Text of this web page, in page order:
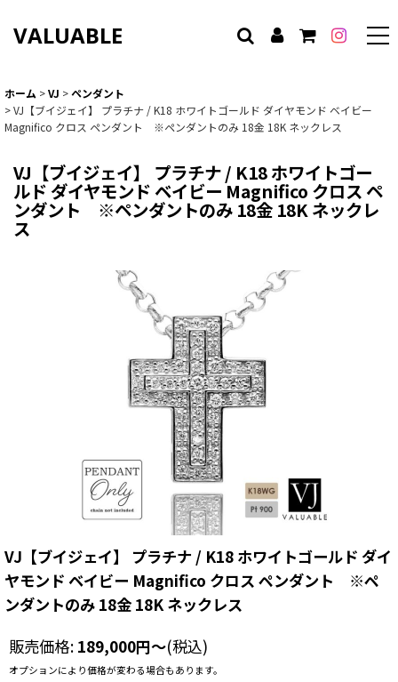
VALUABLE
ホーム >VJ >ペンダント
>VJ【ブイジェイ】 プラチナ / K18 ホワイトゴールド ダイヤモンド ベイビー
Magnifico クロス ペンダント ※ペンダントのみ 18金 18K ネックレス
VJ【ブイジェイ】 プラチナ / K18 ホワイトゴー
ルド ダイヤモンド ベイビー Magnifico クロス ペ
ンダント ※ペンダントのみ 18金 18K ネックレ
ス
VJ【ブイジェイ】 プラチナ / K18 ホワイトゴールド ダイ
ヤモンド ベイビー Magnifico クロス ペンダント ※ペ
ンダントのみ 18金 18K ネックレス
販売価格: 189,000円～(税込)
オプションにより価格が変わる場合もあります。